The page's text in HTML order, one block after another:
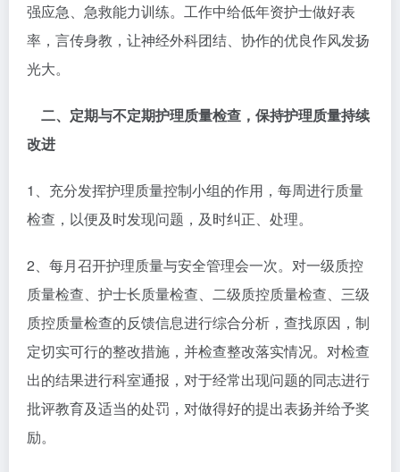
强应急、急救能力训练。工作中给低年资护士做好表
率，言传身教，让神经外科团结、协作的优良作风发扬
光大。
二、定期与不定期护理质量检查，保持护理质量持续
改进
1、充分发挥护理质量控制小组的作用，每周进行质量
检查，以便及时发现问题，及时纠正、处理。
2、每月召开护理质量与安全管理会一次。对一级质控
质量检查、护士长质量检查、二级质控质量检查、三级
质控质量检查的反馈信息进行综合分析，查找原因，制
定切实可行的整改措施，并检查整改落实情况。对检查
出的结果进行科室通报，对于经常出现问题的同志进行
批评教育及适当的处罚，对做得好的提出表扬并给予奖
励。